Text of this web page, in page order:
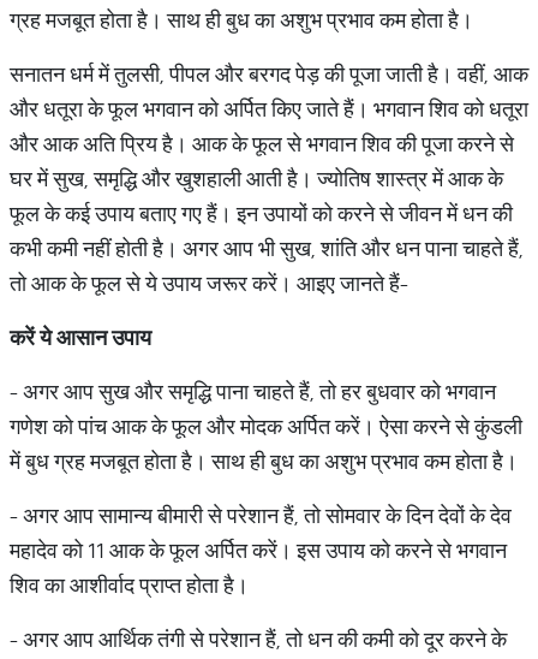
ग्रह मजबूत होता है। साथ ही बुध का अशुभ प्रभाव कम होता है।
सनातन धर्म में तुलसी, पीपल और बरगद पेड़ की पूजा जाती है। वहीं, आक
और धतूरा के फूल भगवान को अर्पित किए जाते हैं। भगवान शिव को धतूरा
और आक अति प्रिय है। आक के फूल से भगवान शिव की पूजा करने से
घर में सुख, समृद्धि और खुशहाली आती है। ज्योतिष शास्त्र में आक के
फूल के कई उपाय बताए गए हैं। इन उपायों को करने से जीवन में धन की
कभी कमी नहीं होती है। अगर आप भी सुख, शांति और धन पाना चाहते हैं,
तो आक के फूल से ये उपाय जरूर करें। आइए जानते हैं-
करेंयेआसानउपाय
- अगर आप सुख और समृद्धि पाना चाहते हैं, तो हर बुधवार को भगवान
गणेश को पांच आक के फूल और मोदक अर्पित करें। ऐसा करने से कुंडली
में बुध ग्रह मजबूत होता है। साथ ही बुध का अशुभ प्रभाव कम होता है।
- अगर आप सामान्य बीमारी से परेशान हैं, तो सोमवार के दिन देवों के देव
महादेव को 11 आक के फूल अर्पित करें। इस उपाय को करने से भगवान
शिव का आशीर्वाद प्राप्त होता है।
- अगर आप आर्थिक तंगी से परेशान हैं, तो धन की कमी को दूर करने के